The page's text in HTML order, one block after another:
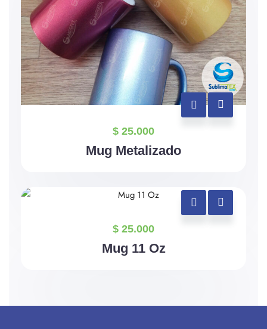
$ 25.000
Mug Metalizado
$ 25.000
Mug 11 Oz